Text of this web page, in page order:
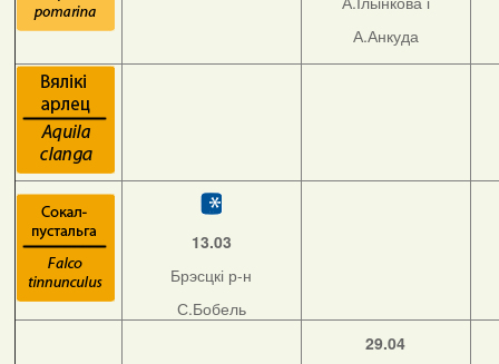
А.Анкуда
13.03
Брэсцкі р-н
С.Бобель
29.04